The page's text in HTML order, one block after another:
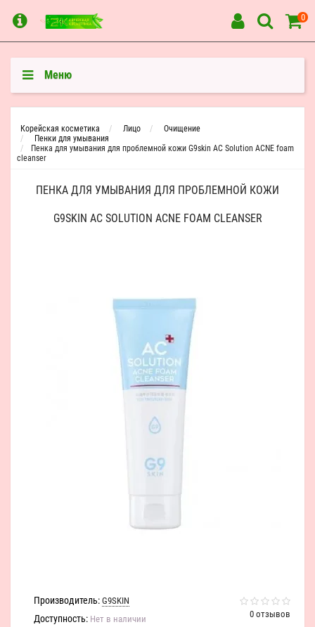
0
Меню
Корейская косметика Лицо
Очищение
Пенки для умывания
Пенка для умывания для проблемной кожи G9skin AC Solution ACNE foam
cleanser
ПЕНКА ДЛЯ УМЫВАНИЯ ДЛЯ ПРОБЛЕМНОЙ КОЖИ
G9SKIN AC SOLUTION ACNE FOAM CLEANSER
0 отзывов
Производитель: G9SKIN
Доступность: Нет в наличии